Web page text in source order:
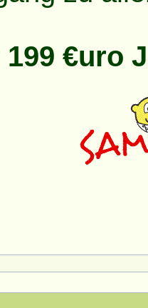
199 €uro